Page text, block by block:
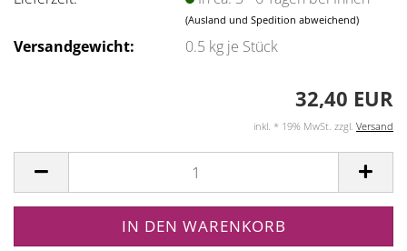
(Ausland und Spedition abweichend)
Versandgewicht: 0.5 kg je Stück
32,40 EUR
inkl. * 19% MwSt. zzgl. Versand